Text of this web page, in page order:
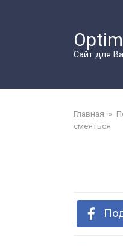
Сайт для
Главная »
смеяться